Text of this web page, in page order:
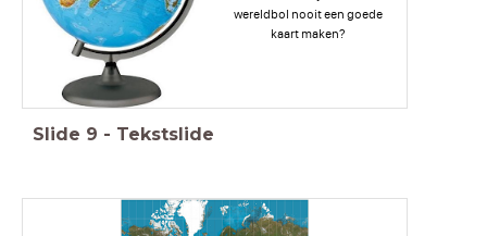
wereldbol nooit een goede
kaart maken?
Slide 9 - Tekstslide